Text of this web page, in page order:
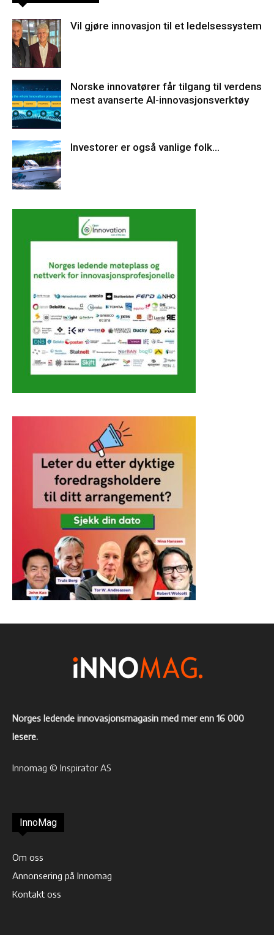
Vil gjøre innovasjon til et ledelsessystem
Norske innovatører får tilgang til verdens
mest avanserte AI-innovasjonsverktøy
Investorer er også vanlige folk…
Norges ledende innovasjonsmagasin med mer enn 16 000
lesere.
Innomag © Inspirator AS
InnoMag
Om oss
Annonsering på Innomag
Kontakt oss